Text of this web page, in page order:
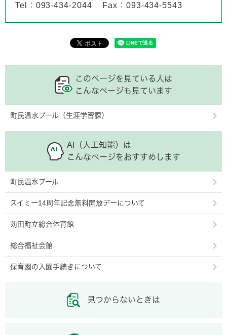
Tel：093-434-2044
Fax：093-434-5543
このページを見ている人は
こんなページも見ています
町民温水プール（生涯学習課）
AI（人工知能）は
こんなページをおすすめします
町民温水プール
スイミー14周年記念無料開放デーについて
苅田町立総合体育館
総合福祉会館
保育園の入園手続きについて
見つからないときは